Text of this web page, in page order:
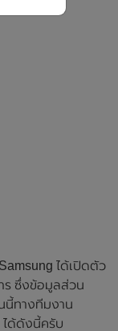
ได้เปิดตัว
ร ซึ่งข้อมูลส่วน
นี้ทางทีมงาน
ได้ดังนี้ครับ